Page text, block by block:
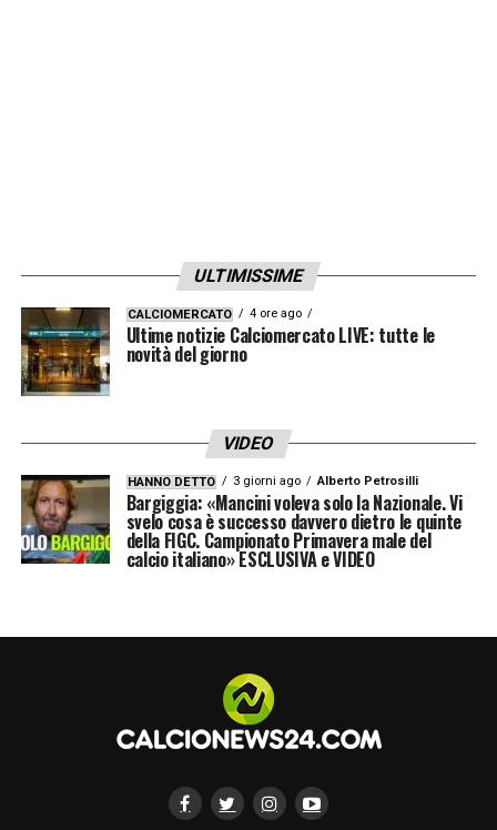
GUARDA ALTRI VIDEO SUL CANALE DI
CALCIONEWS24.COM
LA PLAYLIST DELLE NOSTRE TOP NEWS
ULTIMISSIME
CALCIOMERCATO 4 ore ago
Ultime notizie Calciomercato LIVE: tutte le
novità del giorno
VIDEO
HANNO DETTO 3 giorni ago Alberto Petrosilli
Bargiggia: «Mancini voleva solo la Nazionale. Vi
svelo cosa è successo davvero dietro le quinte
della FIGC. Campionato Primavera male del
calcio italiano» ESCLUSIVA e VIDEO